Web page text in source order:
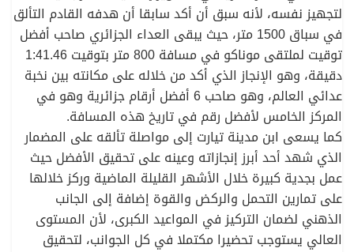
لتجهيز نفسه، لأنه سبق أن أكد سابقا أن هدفه القادم التألق
في سباق 1500 متر، حيث يبقى العداء الجزائري صاحب أفضل
توقيت لملتقى موناكو في مسافة 800 متر بتوقيت 1:41.46
دقيقة، وهو الإنجاز الذي أكد من خلاله على مكانته بين نخبة
عدائي العالم، وهو صاحب 6 أفضل أرقام جزائرية وهو في
المركز الخامس لأفضل رقم في تاريخ هذه المسافة.
كما يسعى ابن مدينة تيارت إلى مواصلة تألقه على المضمار
الذي شهد أحد أبرز إنجازاته وعينه على تحقيق الأفضل حيث
عمل بجدية كبيرة خلال الأشهر القليلة الماضية وركز خلالها
على تمارين التحمل والركض والقوة إضافة إلى الجانب
الذهني لضمان التركيز في المواعيد الكبرى، لأن المستوى
العالي يستوجب تحضيرا مكتملا في كل الجوانب، لتحقيق